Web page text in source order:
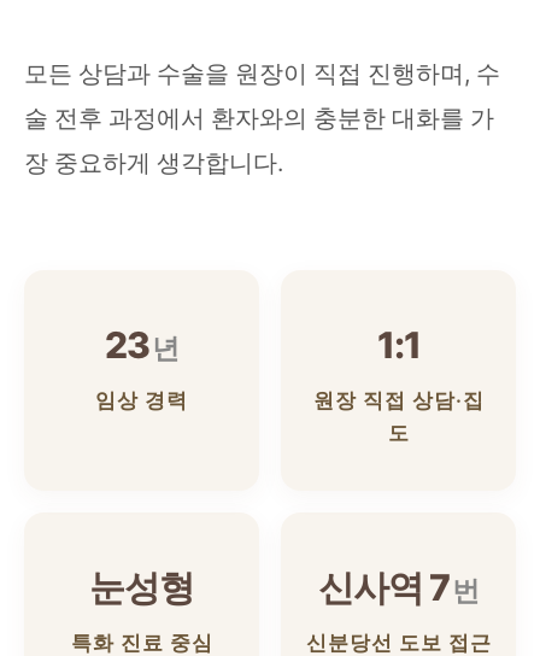
모든 상담과 수술을 원장이 직접 진행하며, 수
술 전후 과정에서 환자와의 충분한 대화를 가
장 중요하게 생각합니다.
23년
임상 경력
1:1
원장 직접 상담·집
도
눈성형
특화 진료 중심
신사역 7번
신분당선 도보 접근